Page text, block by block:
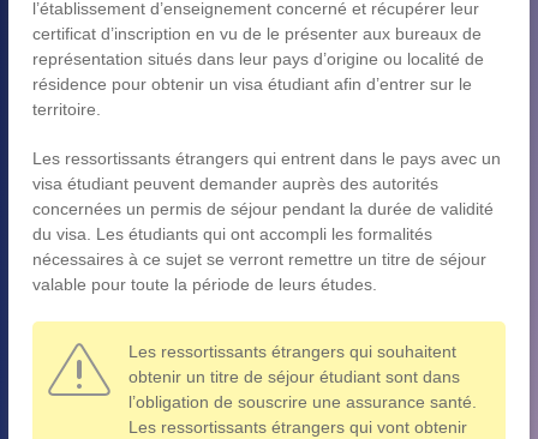
l’établissement d’enseignement concerné et récupérer leur
certificat d’inscription en vu de le présenter aux bureaux de
représentation situés dans leur pays d’origine ou localité de
résidence pour obtenir un visa étudiant afin d’entrer sur le
territoire.
Les ressortissants étrangers qui entrent dans le pays avec un
visa étudiant peuvent demander auprès des autorités
concernées un permis de séjour pendant la durée de validité
du visa. Les étudiants qui ont accompli les formalités
nécessaires à ce sujet se verront remettre un titre de séjour
valable pour toute la période de leurs études.
Les ressortissants étrangers qui souhaitent
obtenir un titre de séjour étudiant sont dans
l’obligation de souscrire une assurance santé.
Les ressortissants étrangers qui vont obtenir